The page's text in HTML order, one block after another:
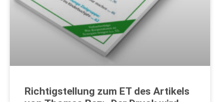
Richtigstellung zum ET des Artikels